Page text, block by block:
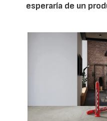
esperaría de un